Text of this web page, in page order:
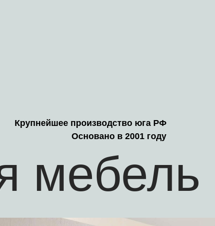
мебель
Крупнейшее производство юга РФ
Основано в 2001 году